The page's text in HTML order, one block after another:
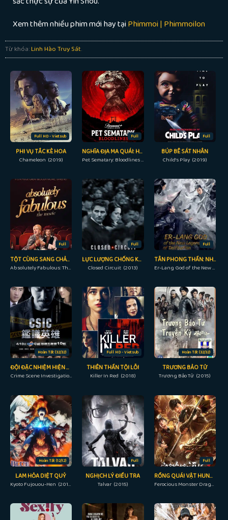
Xem thêm nhiều phim mới hay tạiPhimmoi | Phimmoilon
Từ khóa:Linh Hào Truy Sát.
Full HD - Vietsub
PHI VỤ TẮC KÈ HOA
Chameleon (2019)
Full
NGHĨA ĐỊA MA QUÁI: HUYẾT THỐNG
Pet Sematary: Bloodlines (2023)
Full
BÚP BÊ SÁT NHÂN
Child's Play (2019)
Full
TỘT CÙNG SANG CHẢNH
Absolutely Fabulous: The Movie (2016)
Full
LỰC LƯỢNG CHỐNG KHỦNG BỐ
Closed Circuit (2013)
Full
TÂN PHONG THẦN: NHỊ LANG THẦN
Er-Lang God of the New Legend of Deification (2023)
Hoàn Tất (32/32)
ĐỘI ĐẶC NHIỆM HIỆN TRƯỜNG
Crime Scene Investigation Center (2015)
Full HD - Vietsub
THIÊN THẦN TỘI LỖI
Killer In Red (2018)
Hoàn Tất (32/32)
TRƯƠNG BẢO TỬ
Trương Bảo Tử (2015)
Hoàn Tất (12/12)
LAM HỎA DIỆT QUỶ
Kyoto Fujouou-Hen (2017)
Full
NGHỊCH LÝ ĐIỀU TRA
Talvar (2015)
Full
RỒNG QUÁI VẬT HUNG DỮ
Ferocious Monster Dragon (2019)